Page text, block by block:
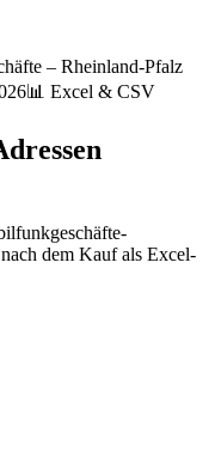
– Rheinland-Pfalz
📊 Excel & CSV
-
dem Kauf als Excel-